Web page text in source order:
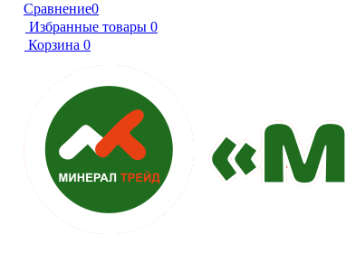
Сравнение0
Избранные товары 0
Корзина 0